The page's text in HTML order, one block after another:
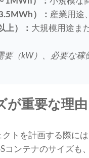
）： 産業用途
上）： 大規模用途ま
要（kW）、必要な
が重要な理由
トを計画する際に
コンテナのサイズ